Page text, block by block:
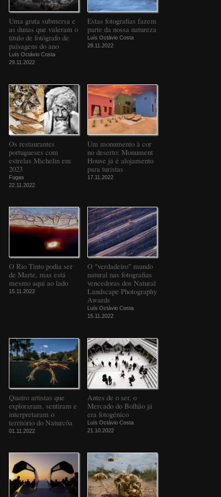
Uma gruta submersa e
as dunas que valeram o
título de fotógrafo de
paisagens do ano
Luís Octávio Costa
29.11.2022
Estas fotografias fazem
parte da nossa natureza
Luís Octávio Costa
28.11.2022
Os restaurantes
portugueses com
estrelas Michelin em
2023
Fugas
22.11.2022
Um monumento à cor
no deserto: Monument
House já é alojamento
para turistas
17.11.2022
O Rio Tinto podia ser
de Marte, mas está
mesmo aqui ao lado
15.11.2022
O "verdadeiro" mundo
natural nas fotografias
vencedoras dos Natural
Landscape Photography
Awards
Luís Octávio Costa
15.11.2022
Quatro artistas que
exploraram, sentiram e
interpretaram o
território do Naturcôa
01.11.2022
Antes de o ser, o
Mercado do Bolhão já
era fotogénico
Luís Octávio Costa
21.10.2022